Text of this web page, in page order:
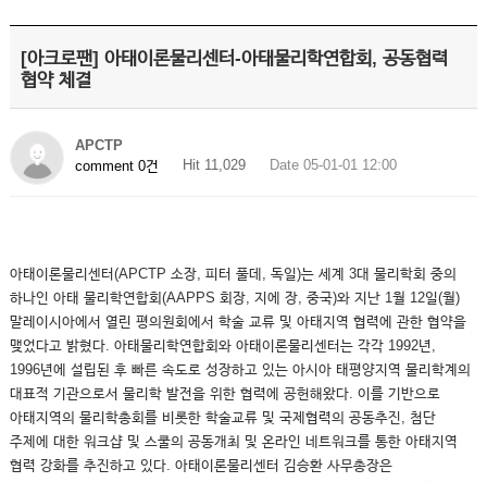
[아크로팬] 아태이론물리센터-아태물리학연합회, 공동협력
협약 체결
APCTP
comment 0건
Hit 11,029 Date 05-01-01 12:00
아태이론물리센터(APCTP 소장, 피터 풀데, 독일)는 세계 3대 물리학회 중의
하나인 아태 물리학연합회(AAPPS 회장, 지에 장, 중국)와 지난 1월 12일(월)
말레이시아에서 열린 평의원회에서 학술 교류 및 아태지역 협력에 관한 협약을
맺었다고 밝혔다. 아태물리학연합회와 아태이론물리센터는 각각 1992년,
1996년에 설립된 후 빠른 속도로 성장하고 있는 아시아 태평양지역 물리학계의
대표적 기관으로서 물리학 발전을 위한 협력에 공헌해왔다. 이를 기반으로
아태지역의 물리학총회를 비롯한 학술교류 및 국제협력의 공동추진, 첨단
주제에 대한 워크샵 및 스쿨의 공동개최 및 온라인 네트워크를 통한 아태지역
협력 강화를 추진하고 있다. 아태이론물리센터 김승환 사무총장은